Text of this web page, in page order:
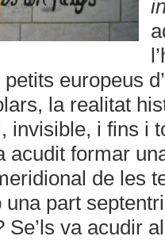
europeus
la realitat
invisible, i fins i
acudit formar
de les
una part
Se’ls va acudir